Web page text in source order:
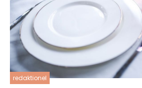
redaktionel